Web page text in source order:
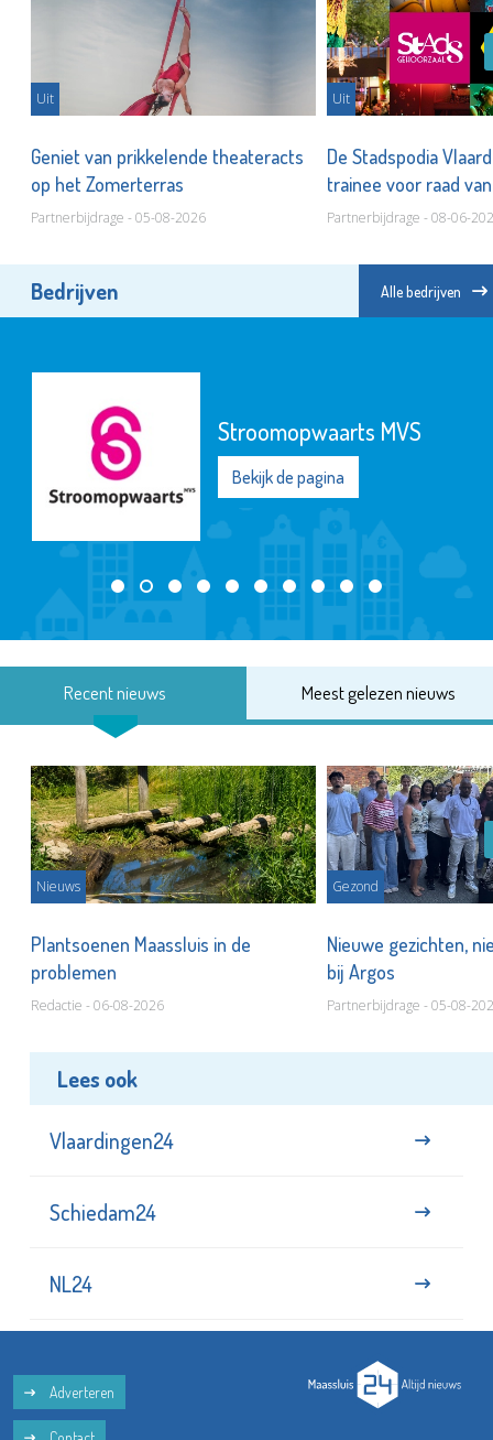
Uit
Geniet van prikkelende theateracts
op het Zomerterras
Partnerbijdrage - 05-08-2026
Uit
De Stadspodia
trainee voor raad
Partnerbijdrage - 08-06-
Bedrijven Alle bedrijven
Stroomopwaarts MVS
Bekijk de pagina
Recent nieuws Meest gelezen nieuws
Nieuws
Plantsoenen Maassluis in de
problemen
Redactie - 06-08-2026
Gezond
Nieuwe gezichten,
bij Argos
Partnerbijdrage - 05-08-
Lees ook
Vlaardingen24
Schiedam24
NL24
Adverteren